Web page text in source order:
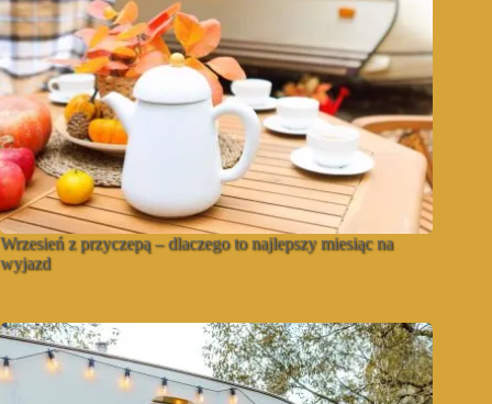
Wrzesień z przyczepą – dlaczego to najlepszy miesiąc na
wyjazd